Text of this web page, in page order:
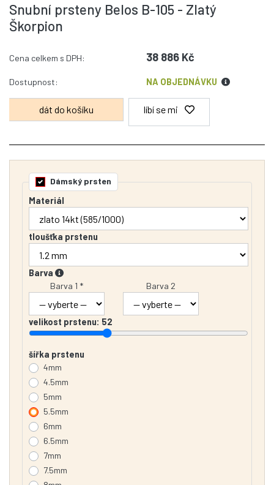
Snubní prsteny Belos B-105 - Zlatý
Škorpion
Cena celkem s DPH: 38 886 Kč
Dostupnost: NA OBJEDNÁVKU
líbí se mi
Dámský prsten
Materiál
tloušťka prstenu
Barva
Barva 1 *
Barva 2
velikost prstenu: 52
šířka prstenu
4mm
4.5mm
5mm
5.5mm
6mm
6.5mm
7mm
7.5mm